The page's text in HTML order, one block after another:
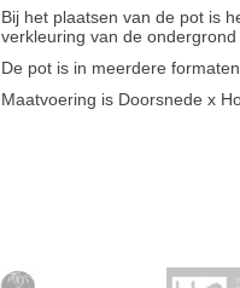
Bij het plaatsen van de pot is
verkleuring van de
De pot is in meerdere
Maatvoering is Doorsnede x